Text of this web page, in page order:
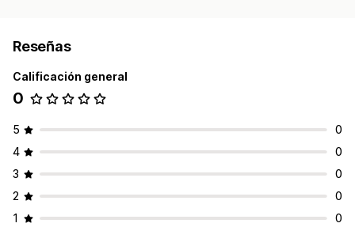
Reseñas
Calificación general
0
5
0
4
0
3
0
2
0
1
0